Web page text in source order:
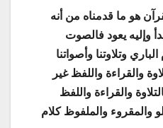
هو ما قدمناه من أنه
وإليه يعود فالصوت
وتلاوتنا وأصواتنا
والقراءة واللفظ غير
والقراءة واللفظ
والمقروء والملفوظ كلام